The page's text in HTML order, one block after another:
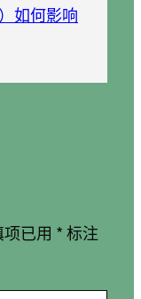
如何影响
已用 *标注